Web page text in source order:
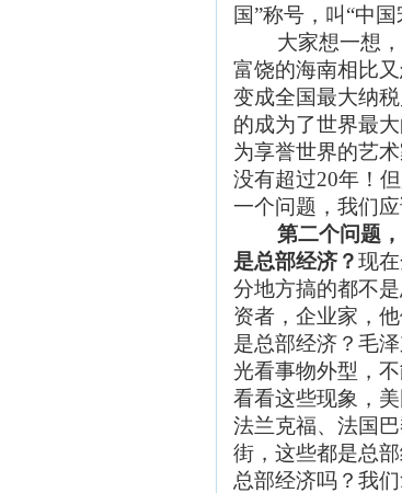
国”称号，叫“中国
大家想一想
富饶的海南相比
变成全国最大纳
的成为了世界最
为享誉世界的艺
没有超过20年！
一个问题，我们应
第二个问题
是总部经济？现
分地方搞的都不
资者，企业家，
是总部经济？毛
光看事物外型，
看看这些现象，
法兰克福、法国
街，这些都是总
总部经济吗？我